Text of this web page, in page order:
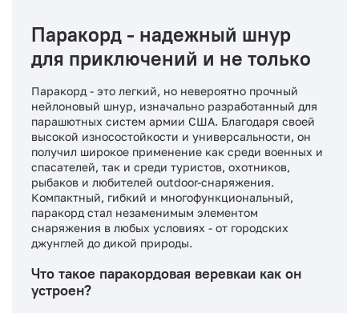
Паракорд - надежный шнур
для приключений и не только
Паракорд - это легкий, но невероятно прочный
нейлоновый шнур, изначально разработанный для
парашютных систем армии США. Благодаря своей
высокой износостойкости и универсальности, он
получил широкое применение как среди военных и
спасателей, так и среди туристов, охотников,
рыбаков и любителей outdoor-снаряжения.
Компактный, гибкий и многофункциональный,
паракорд стал незаменимым элементом
снаряжения в любых условиях - от городских
джунглей до дикой природы.
Что такое паракордовая веревкаи как он
устроен?